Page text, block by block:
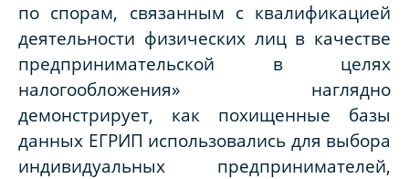
по спорам, связанным с квалификацией
деятельности физических лиц в качестве
предпринимательской в целях
налогообложения» наглядно
демонстрирует, как похищенные базы
данных ЕГРИП использовались для выбора
индивидуальных предпринимателей,